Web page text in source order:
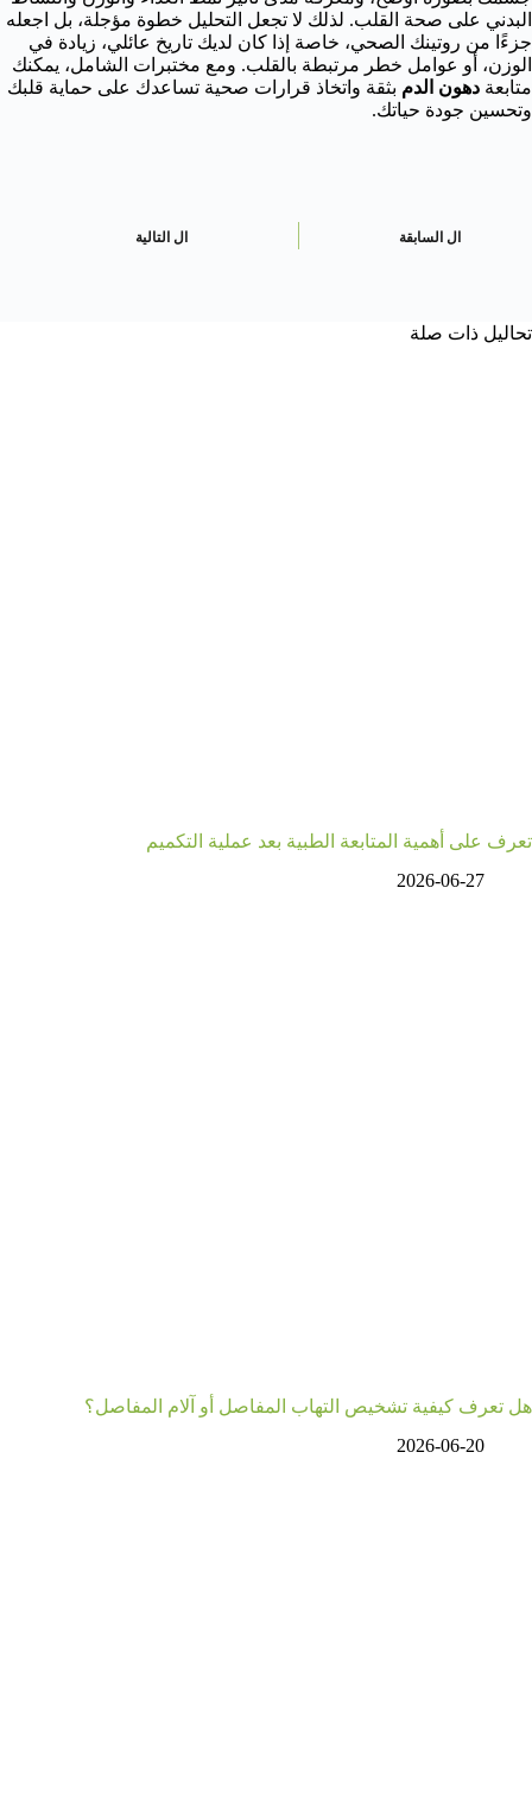
البدني على صحة القلب. لذلك لا تجعل التحليل خطوة مؤجلة، بل اجعله
جزءًا من روتينك الصحي، خاصة إذا كان لديك تاريخ عائلي، زيادة في
الوزن، أو عوامل خطر مرتبطة بالقلب. ومع مختبرات الشامل، يمكنك
متابعة دهون الدم بثقة واتخاذ قرارات صحية تساعدك على حماية قلبك
وتحسين جودة حياتك.
ال السابقة ال التالية
تعرف على أهمية المتابعة الطبية بعد عملية التكميم
2026-06-27
هل تعرف كيفية تشخيص التهاب المفاصل أو آلام المفاصل؟
2026-06-20